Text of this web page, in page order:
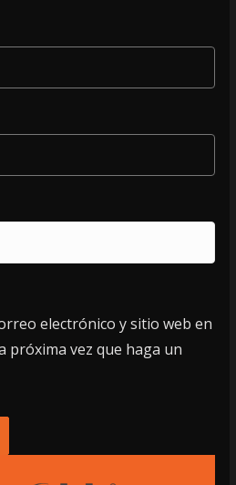
electrónico y sitio web en
próxima vez que haga un